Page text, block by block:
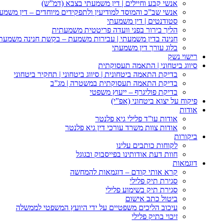
אנשי קבע וחיילים | דין משמעתי בצבא (דמ”ש)
אנשי שב”כ והמוסד למודיעין ולתפקידים מיוחדים – דין
סטודנטים | דין משמעתי
הליך בירור בפני וועדה פריטטית משמעתית
חנינה בדין משמעתי | עבירות משמעת – בקשת חנינה
בלוג עורך דין משמעתי
רישוי נשק
סיווג ביטחוני | התאמה תעסוקתית
בדיקת התאמה ביטחונית | סיווג ביטחוני | תחקיר ביטחוני
בדיקת התאמה תעסוקתית במשטרה | מג”ב
בדיקת פוליגרף – ייעוץ משפטי
פיקוח על יצוא ביטחוני (אפ”י)
אודות
אודות עו”ד פלילי גיא פלנטר
אודות צוות משרד עורכי דין גיא פלנטר
ביקורות
לקוחות כותבים עלינו
חוות דעת אודותינו בפייסבוק ובגוגל
דוגמאות
קרא אותי קודם – דוגמאות להמחשה
סגירת תיק פלילי
סגירת תיק בשימוע פלילי
ביטול כתב אישום
עיכוב הליכים משפטיים על ידי היועץ המשפטי לממשלה
זיכוי בתיק פלילי